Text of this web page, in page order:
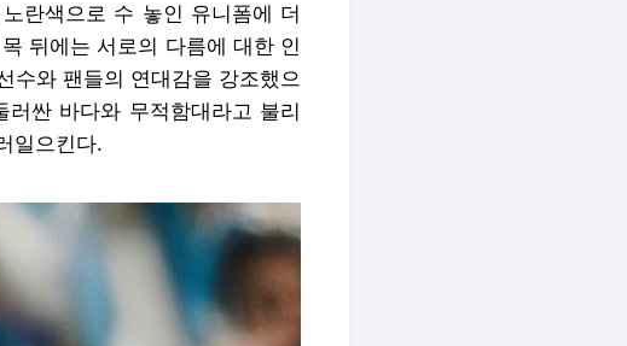
란색으로 수 놓인 유니폼에 더
뒤에는 서로의 다름에 대한 인
수와 팬들의 연대감을 강조했으
싼 바다와 무적함대라고 불리
일으킨다.